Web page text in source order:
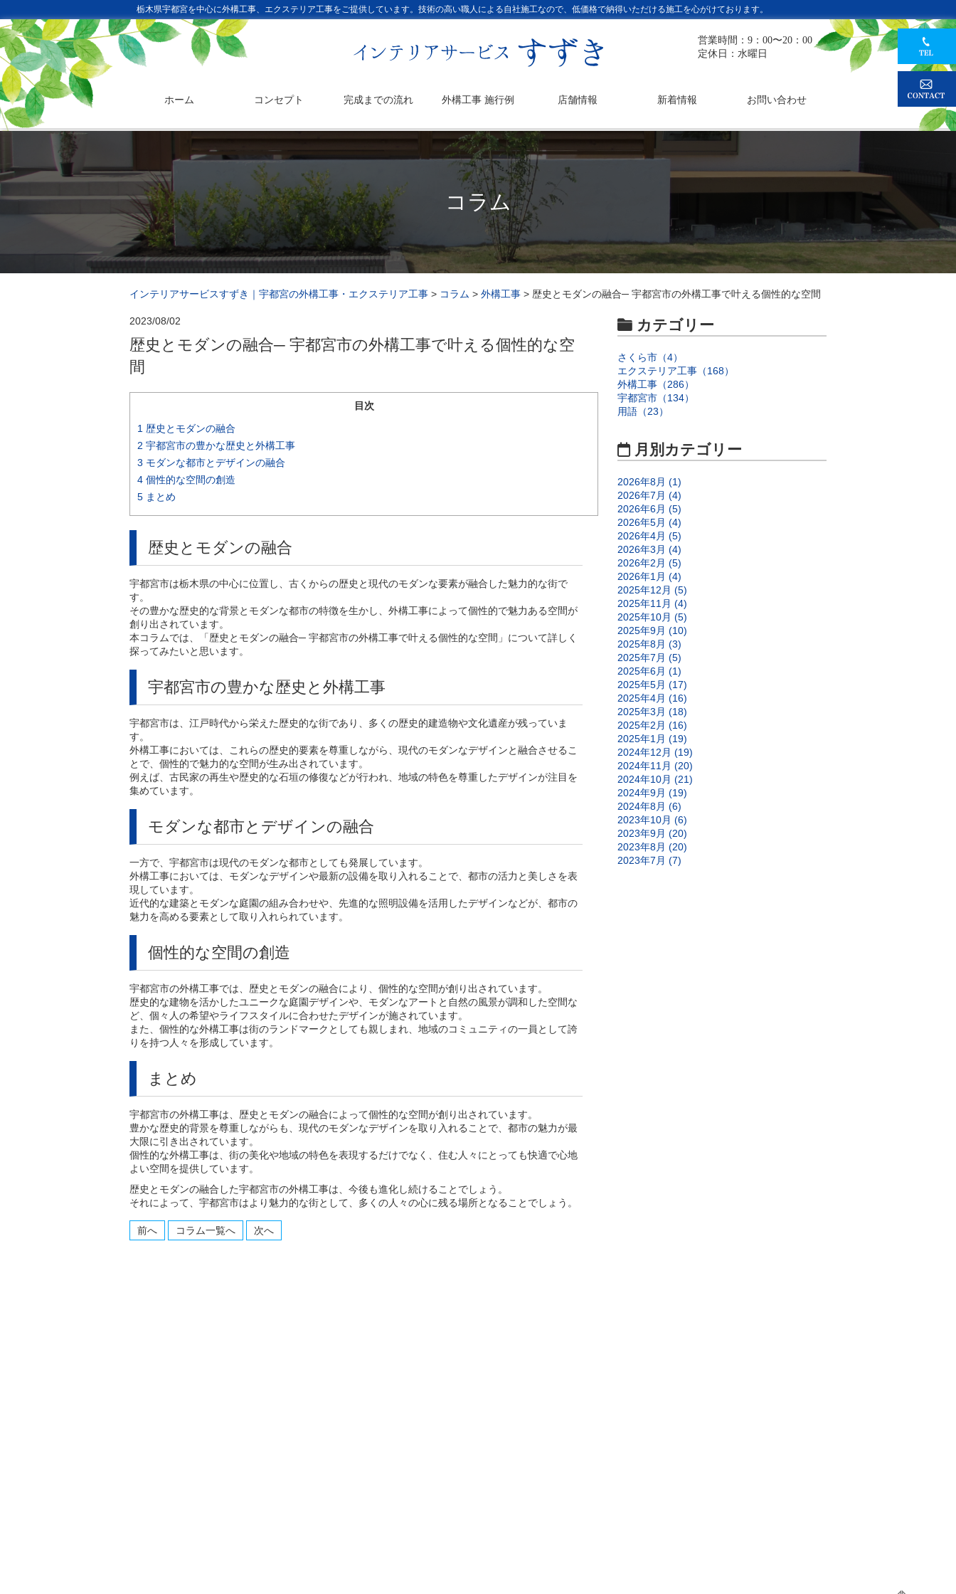
栃木県宇都宮を中心に外構工事、エクステリア工事をご提供しています。技術の高い職人による自社施工なので、低価格で納得いただける施工を心がけております。
営業時間：9：00〜20：00
定休日：水曜日
ホーム コンセプト 完成までの流れ 外構工事 施行例 店舗情報 新着情報 お問い合わせ
コラム
インテリアサービスすずき｜宇都宮の外構工事・エクステリア工事 > コラム > 外構工事 > 歴史とモダンの融合─ 宇都宮市の外構工事で叶える個性的な空間
2023/08/02
歴史とモダンの融合─ 宇都宮市の外構工事で叶える個性的な空
間
目次
1 歴史とモダンの融合
2 宇都宮市の豊かな歴史と外構工事
3 モダンな都市とデザインの融合
4 個性的な空間の創造
5 まとめ
歴史とモダンの融合
宇都宮市は栃木県の中心に位置し、古くからの歴史と現代のモダンな要素が融合した魅力的な街で
す。
その豊かな歴史的な背景とモダンな都市の特徴を生かし、外構工事によって個性的で魅力ある空間が
創り出されています。
本コラムでは、「歴史とモダンの融合─ 宇都宮市の外構工事で叶える個性的な空間」について詳しく
探ってみたいと思います。
宇都宮市の豊かな歴史と外構工事
宇都宮市は、江戸時代から栄えた歴史的な街であり、多くの歴史的建造物や文化遺産が残っていま
す。
外構工事においては、これらの歴史的要素を尊重しながら、現代のモダンなデザインと融合させるこ
とで、個性的で魅力的な空間が生み出されています。
例えば、古民家の再生や歴史的な石垣の修復などが行われ、地域の特色を尊重したデザインが注目を
集めています。
モダンな都市とデザインの融合
一方で、宇都宮市は現代のモダンな都市としても発展しています。
外構工事においては、モダンなデザインや最新の設備を取り入れることで、都市の活力と美しさを表
現しています。
近代的な建築とモダンな庭園の組み合わせや、先進的な照明設備を活用したデザインなどが、都市の
魅力を高める要素として取り入れられています。
個性的な空間の創造
宇都宮市の外構工事では、歴史とモダンの融合により、個性的な空間が創り出されています。
歴史的な建物を活かしたユニークな庭園デザインや、モダンなアートと自然の風景が調和した空間な
ど、個々人の希望やライフスタイルに合わせたデザインが施されています。
また、個性的な外構工事は街のランドマークとしても親しまれ、地域のコミュニティの一員として誇
りを持つ人々を形成しています。
まとめ
宇都宮市の外構工事は、歴史とモダンの融合によって個性的な空間が創り出されています。
豊かな歴史的背景を尊重しながらも、現代のモダンなデザインを取り入れることで、都市の魅力が最
大限に引き出されています。
個性的な外構工事は、街の美化や地域の特色を表現するだけでなく、住む人々にとっても快適で心地
よい空間を提供しています。
歴史とモダンの融合した宇都宮市の外構工事は、今後も進化し続けることでしょう。
それによって、宇都宮市はより魅力的な街として、多くの人々の心に残る場所となることでしょう。
前へ コラム一覧へ 次へ
カテゴリー
さくら市（4）
エクステリア工事（168）
外構工事（286）
宇都宮市（134）
用語（23）
月別カテゴリー
2026年8月 (1)
2026年7月 (4)
2026年6月 (5)
2026年5月 (4)
2026年4月 (5)
2026年3月 (4)
2026年2月 (5)
2026年1月 (4)
2025年12月 (5)
2025年11月 (4)
2025年10月 (5)
2025年9月 (10)
2025年8月 (3)
2025年7月 (5)
2025年6月 (1)
2025年5月 (17)
2025年4月 (16)
2025年3月 (18)
2025年2月 (16)
2025年1月 (19)
2024年12月 (19)
2024年11月 (20)
2024年10月 (21)
2024年9月 (19)
2024年8月 (6)
2023年10月 (6)
2023年9月 (20)
2023年8月 (20)
2023年7月 (7)